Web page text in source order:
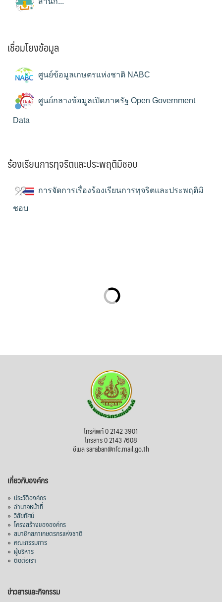
เชื่อมโยงข้อมูล
ศูนย์ข้อมูลเกษตรแห่งชาติ NABC
ศูนย์กลางข้อมูลเปิดภาครัฐ Open Government
Data
ร้องเรียนการทุจริตและประพฤติมิชอบ
การจัดการเรื่องร้องเรียนการทุจริตและประพฤติมิ
ชอบ
โทรศัพท์ 0 2142 3901
โทรสาร 0 2143 7608
อีเมล saraban@nfc.mail.go.th
เกี่ยวกับองค์กร
» ประวัติองค์กร
» อำนาจหน้าที่
» วิสัยทัศน์
» โครงสร้างขององค์กร
» สมาชิกสภาเกษตรกรแห่งชาติ
» คณะกรรมการ
» ผู้บริหาร
» ติดต่อเรา
ข่าวสารและกิจกรรม